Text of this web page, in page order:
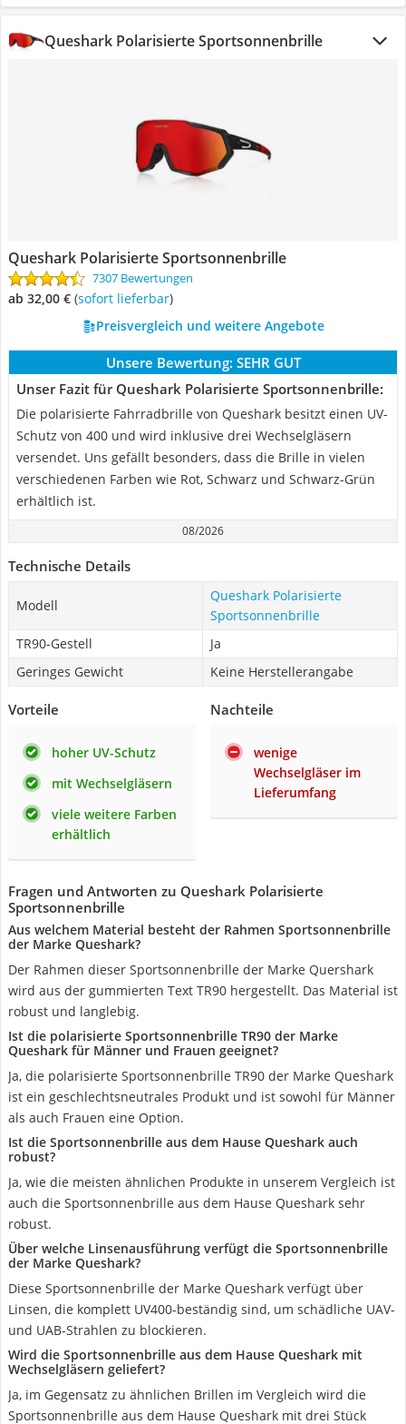
Queshark Polarisierte Sportsonnenbrille
Queshark Polarisierte Sportsonnenbrille
7307 Bewertungen
ab 32,00 € ( Sofort lieferbar)
Preisvergleich und weitere Angebote
Unsere Bewertung: SEHR GUT
Unser Fazit für Queshark Polarisierte Sportsonnenbrille:
Die polarisierte Fahrradbrille von Queshark besitzt einen UV-
Schutz von 400 und wird inklusive drei Wechselgläsern
versendet. Uns gefällt besonders, dass die Brille in vielen
verschiedenen Farben wie Rot, Schwarz und Schwarz-Grün
erhältlich ist.
08/2026
Technische Details
Modell
Queshark Polarisierte
Sportsonnenbrille
TR90-Gestell
Ja
Geringes Gewicht
Keine Herstellerangabe
Vorteile
hoher UV-Schutz
mit Wechselgläsern
viele weitere Farben
erhältlich
Nachteile
wenige
Wechselgläser im
Lieferumfang
Fragen und Antworten zu Queshark Polarisierte
Sportsonnenbrille
Aus welchem Material besteht der Rahmen Sportsonnenbrille
der Marke Queshark?
Der Rahmen dieser Sportsonnenbrille der Marke Quershark
wird aus der gummierten Text TR90 hergestellt. Das Material ist
robust und langlebig.
Ist die polarisierte Sportsonnenbrille TR90 der Marke
Queshark für Männer und Frauen geeignet?
Ja, die polarisierte Sportsonnenbrille TR90 der Marke Queshark
ist ein geschlechtsneutrales Produkt und ist sowohl für Männer
als auch Frauen eine Option.
Ist die Sportsonnenbrille aus dem Hause Queshark auch
robust?
Ja, wie die meisten ähnlichen Produkte in unserem Vergleich ist
auch die Sportsonnenbrille aus dem Hause Queshark sehr
robust.
Über welche Linsenausführung verfügt die Sportsonnenbrille
der Marke Queshark?
Diese Sportsonnenbrille der Marke Queshark verfügt über
Linsen, die komplett UV400-beständig sind, um schädliche UAV-
und UAB-Strahlen zu blockieren.
Wird die Sportsonnenbrille aus dem Hause Queshark mit
Wechselgläsern geliefert?
Ja, im Gegensatz zu ähnlichen Brillen im Vergleich wird die
Sportsonnenbrille aus dem Hause Queshark mit drei Stück